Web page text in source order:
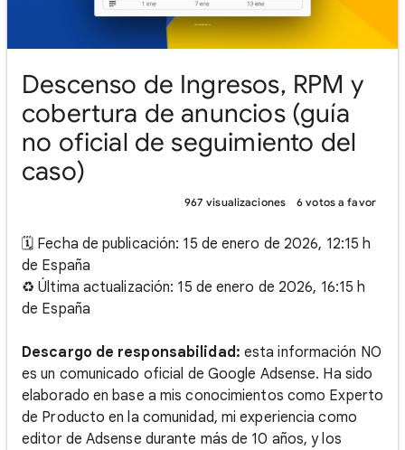
Descenso de Ingresos, RPM y
cobertura de anuncios (guía
no oficial de seguimiento del
caso)
967 visualizaciones 6 votos a favor
🗓️ Fecha de publicación: 15 de enero de 2026, 12:15 h
de España
♻️ Última actualización: 15 de enero de 2026, 16:15 h
de España
Descargo de responsabilidad: esta información NO
es un comunicado oficial de Google Adsense. Ha sido
elaborado en base a mis conocimientos como Experto
de Producto en la comunidad, mi experiencia como
editor de Adsense durante más de 10 años, y los